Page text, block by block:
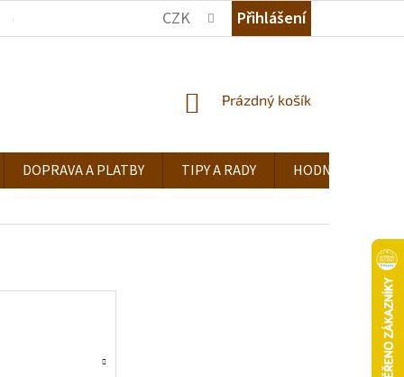
JAK NAKUPOVAT KDE NÁS NAJDETE TIPY A RADY
CZK Přihlášení
NÁKUPNÍ
Prázdný košík
DOPRAVA A PLATBY TIPY A RADY HODNOCENÍ